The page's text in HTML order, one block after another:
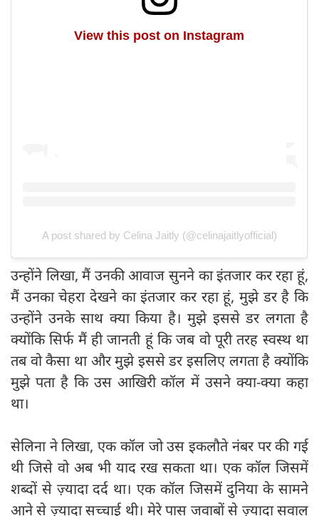
View this post on Instagram
A post shared by Celina Jaitly (@celinajaitlyofficial)
उन्होंने लिखा, मैं उनकी आवाज सुनने का इंतजार कर रहा हूं,
मैं उनका चेहरा देखने का इंतजार कर रहा हूं, मुझे डर है कि
उन्होंने उनके साथ क्या किया है। मुझे इससे डर लगता है
क्योंकि सिर्फ मैं ही जानती हूं कि जब वो पूरी तरह स्वस्थ था
तब वो कैसा था और मुझे इससे डर इसलिए लगता है क्योंकि
मुझे पता है कि उस आखिरी कॉल में उसने क्या-क्या कहा
था।
सेलिना ने लिखा, एक कॉल जो उस इकलौते नंबर पर की गई
थी जिसे वो अब भी याद रख सकता था। एक कॉल जिसमें
शब्दों से ज़्यादा दर्द था। एक कॉल जिसमें दुनिया के सामने
आने से ज़्यादा सच्चाई थी। मेरे पास जवाबों से ज़्यादा सवाल